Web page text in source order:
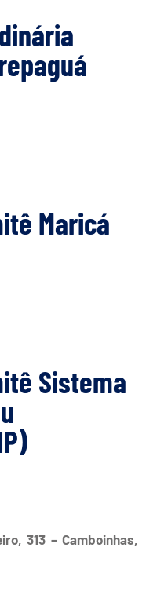
Maricá
Sistema
313 – Camboinhas,